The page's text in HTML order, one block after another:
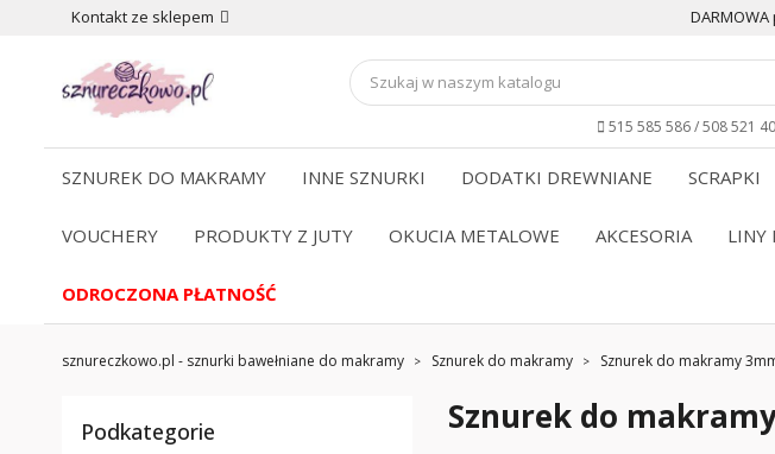
Kontakt ze sklepem DARMOWA
515 585 586 / 508 521
SZNUREK DO MAKRAMY INNE SZNURKI DODATKI DREWNIANE SCRAPKI
VOUCHERY PRODUKTY Z JUTY OKUCIA METALOWE AKCESORIA LINY
ODROCZONA PŁATNOŚĆ
sznureczkowo.pl - sznurki bawełniane do makramy Sznurek do makramy Sznurek do makramy
Podkategorie Sznurek do